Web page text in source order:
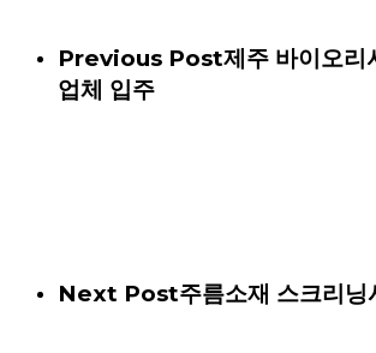
Previous Post제주 바이오리
업체 입주
Next Post주름소재 스크리닝